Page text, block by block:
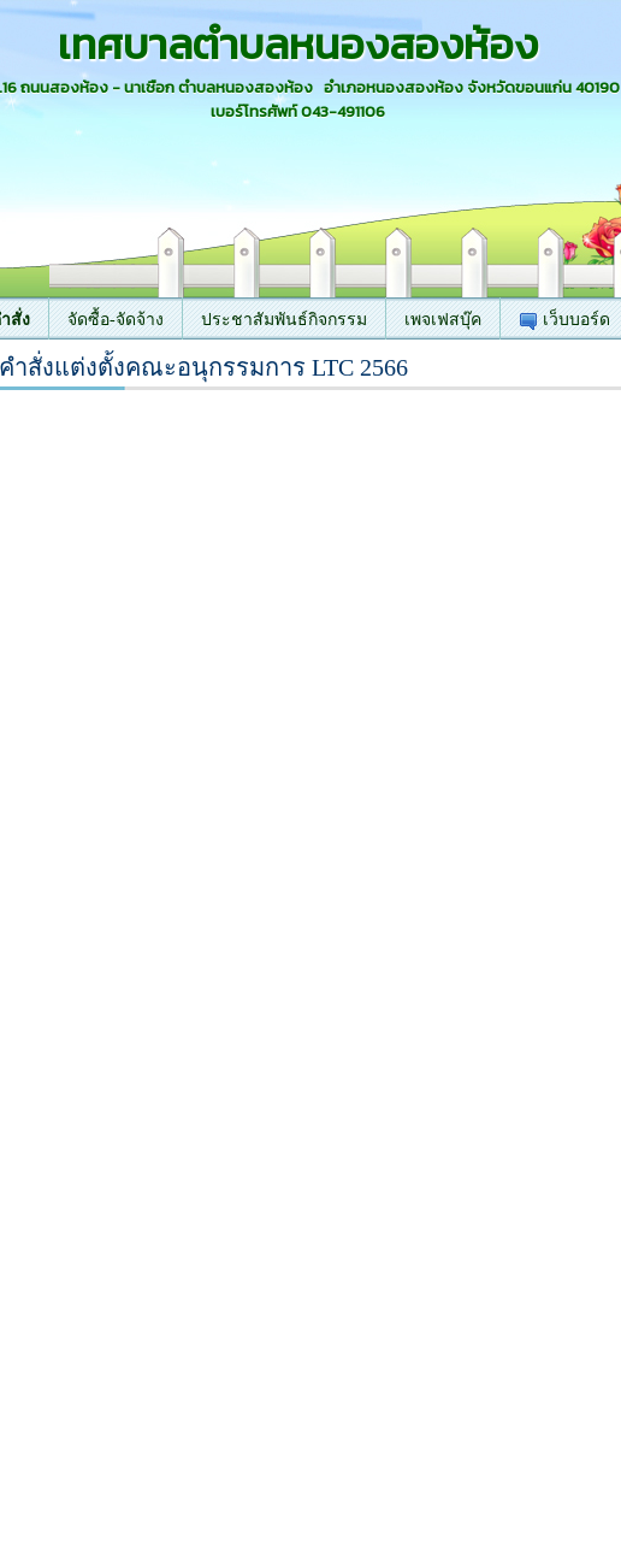
เทศบาลตำบลหนองสองห้อง
ถนนสองห้อง - นาเชือก ตำบลหนองสองห้อง อำเภอหนองสองห้อง จังหวัดขอนแก่น 40190
เบอร์โทรศัพท์ 043-491106
สั่ง จัดซื้อ-จัดจ้าง ประชาสัมพันธ์กิจกรรม เพจเฟสบุ๊ค เว็บบอร์ด
คำสั่งแต่งตั้งคณะอนุกรรมการ LTC 2566